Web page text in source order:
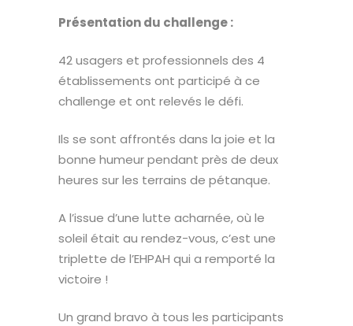
Présentation du challenge :
42 usagers et professionnels des 4
établissements ont participé à ce
challenge et ont relevés le défi.
Ils se sont affrontés dans la joie et la
bonne humeur pendant près de deux
heures sur les terrains de pétanque.
A l’issue d’une lutte acharnée, où le
soleil était au rendez-vous, c’est une
triplette de l’EHPAH qui a remporté la
victoire !
Un grand bravo à tous les participants